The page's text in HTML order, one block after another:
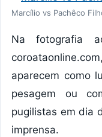
Marcílio vs Pachêco
Na fotografia
aparecem como
pesagem ou
pugilistas em dia
imprensa.